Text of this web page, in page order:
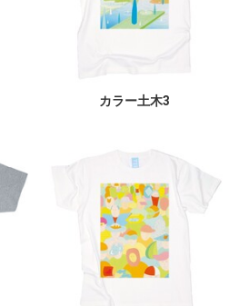
カラー土木3